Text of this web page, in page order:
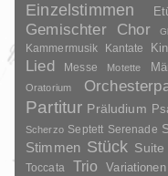
Einzelstimmen
Gemischter Chor
Kammermusik Kantate
Lied Messe Motette
Oratorium
Partitur Präludium
Scherzo Septett Serenade
Stimmen Stück Suite
Toccata Trio Variationen